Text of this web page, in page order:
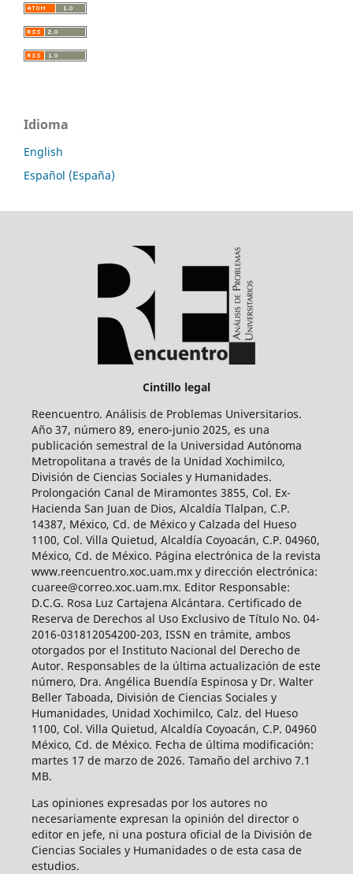
Idioma
English
Español (España)
Cintillo legal
Reencuentro. Análisis de Problemas Universitarios.
Año 37, número 89, enero-junio 2025, es una
publicación semestral de la Universidad Autónoma
Metropolitana a través de la Unidad Xochimilco,
División de Ciencias Sociales y Humanidades.
Prolongación Canal de Miramontes 3855, Col. Ex-
Hacienda San Juan de Dios, Alcaldía Tlalpan, C.P.
14387, México, Cd. de México y Calzada del Hueso
1100, Col. Villa Quietud, Alcaldía Coyoacán, C.P. 04960,
México, Cd. de México. Página electrónica de la revista
www.reencuentro.xoc.uam.mx y dirección electrónica:
cuaree@correo.xoc.uam.mx. Editor Responsable:
D.C.G. Rosa Luz Cartajena Alcántara. Certificado de
Reserva de Derechos al Uso Exclusivo de Título No. 04-
2016-031812054200-203, ISSN en trámite, ambos
otorgados por el Instituto Nacional del Derecho de
Autor. Responsables de la última actualización de este
número, Dra. Angélica Buendía Espinosa y Dr. Walter
Beller Taboada, División de Ciencias Sociales y
Humanidades, Unidad Xochimilco, Calz. del Hueso
1100, Col. Villa Quietud, Alcaldía Coyoacán, C.P. 04960
México, Cd. de México. Fecha de última modificación:
martes 17 de marzo de 2026. Tamaño del archivo 7.1
MB.
Las opiniones expresadas por los autores no
necesariamente expresan la opinión del director o
editor en jefe, ni una postura oficial de la División de
Ciencias Sociales y Humanidades o de esta casa de
estudios.